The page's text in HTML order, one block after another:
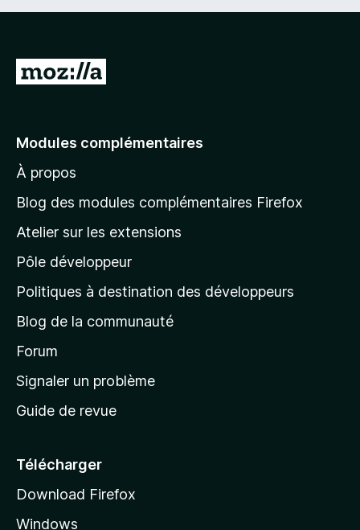
A
e
à
l
p
a
g
d
a
c
e
l
d
Modules complémentaires
À propos
Blog des modules complémentaires Firefox
Atelier sur les extensions
Pôle développeur
Politiques à destination des développeurs
Blog de la communauté
Forum
Signaler un problème
Guide de revue
Télécharger
Download Firefox
Windows